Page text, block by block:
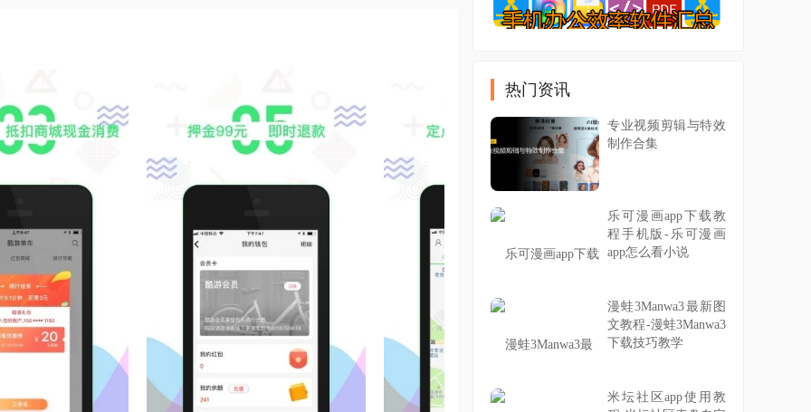
热门资讯
专业视频剪辑与特效
制作合集
乐可漫画app下载教
程手机版-乐可漫画
app怎么看小说
漫蛙3Manwa3最新图
文教程-漫蛙3Manwa3
下载技巧教学
米坛社区app使用教